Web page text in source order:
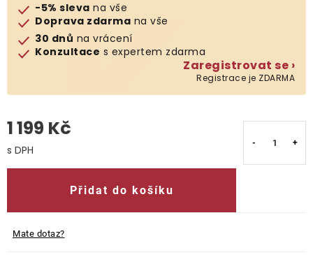
Klub výhod
-5% sleva na vše
Doprava zdarma na vše
30 dnů na vrácení
Konzultace s expertem zdarma
Zaregistrovat se ›
Registrace je ZDARMA
1 199 Kč
Přidat do košíku
Mate dotaz?